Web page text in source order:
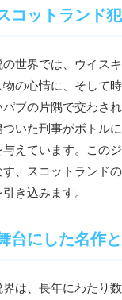
コットランド
世界では、ウイス
の心情に、そして
ブの片隅で交わさ
いた刑事がボトル
えています。この
、スコットランド
き込みます。
台にした名作
は、長年にわたり